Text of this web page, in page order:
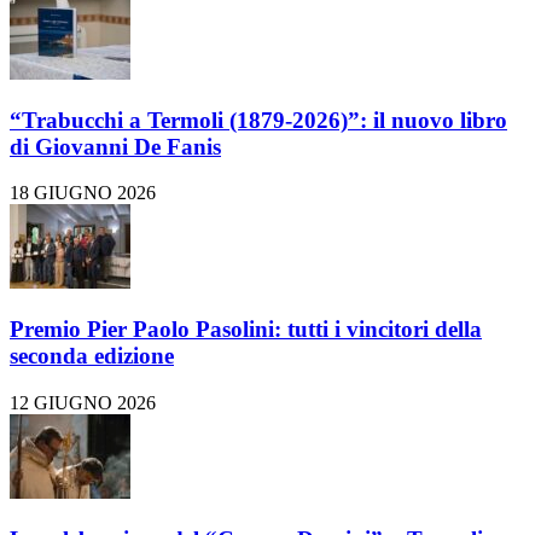
“Trabucchi a Termoli (1879-2026)”: il nuovo libro
di Giovanni De Fanis
18 GIUGNO 2026
Premio Pier Paolo Pasolini: tutti i vincitori della
seconda edizione
12 GIUGNO 2026